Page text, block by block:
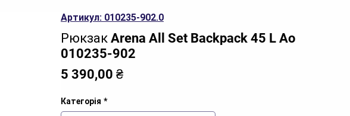
Артикул: 010235-902.0
Рюкзак Arena All Set Backpack 45 L Ao
010235-902
5 390,00 ₴Ціна
Категорія *